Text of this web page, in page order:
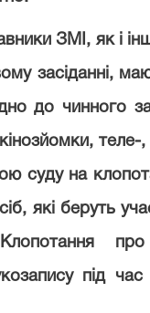
ЗМІ, як і
засіданні,
до чинного
суду на
які беруть
Клопотання
під